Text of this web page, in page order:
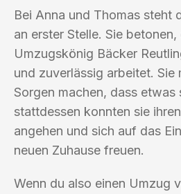
Bei Anna und Thomas steht
an erster Stelle. Sie
Umzugskönig Bäcker
und zuverlässig arbeitet. Sie
Sorgen machen, dass etwas
stattdessen konnten sie
angehen und sich auf das
neuen Zuhause freuen.
Wenn du also einen Umzug